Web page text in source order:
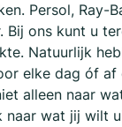
Persol, Ray-
Bij ons kunt u
Natuurlijk
elke dag óf af
alleen naar
naar wat jij wilt